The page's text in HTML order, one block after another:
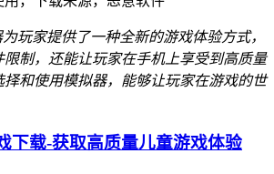
玩家提供了一种全新的游戏体验方式，
限制，还能让玩家在手机上享受到高质量
和使用模拟器，能够让玩家在游戏的世
下载-获取高质量儿童游戏体验